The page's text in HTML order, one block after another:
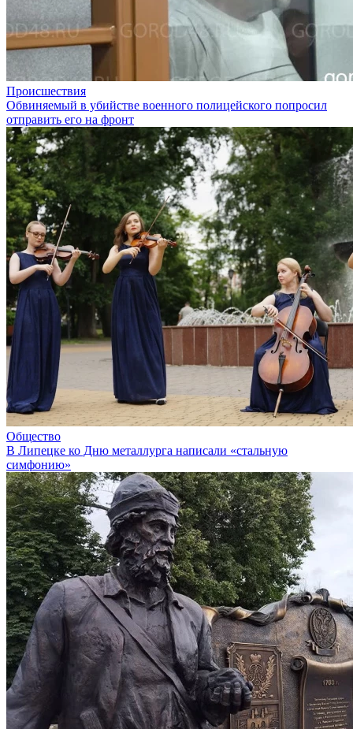
Происшествия
Обвиняемый в убийстве военного полицейского попросил
отправить его на фронт
Общество
В Липецке ко Дню металлурга написали «стальную
симфонию»